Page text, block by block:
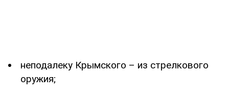
неподалеку Крымского – из стрелкового
оружия;